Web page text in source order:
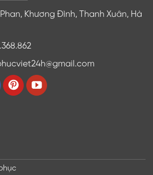
Khương Đình, Thanh Xuân, Hà